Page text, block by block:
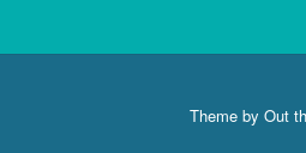
Theme by Out